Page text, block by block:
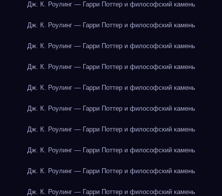
Дж. К. Роулинг — Гарри Поттер и философский камень
Дж. К. Роулинг — Гарри Поттер и философский камень
Дж. К. Роулинг — Гарри Поттер и философский камень
Дж. К. Роулинг — Гарри Поттер и философский камень
Дж. К. Роулинг — Гарри Поттер и философский камень
Дж. К. Роулинг — Гарри Поттер и философский камень
Дж. К. Роулинг — Гарри Поттер и философский камень
Дж. К. Роулинг — Гарри Поттер и философский камень
Дж. К. Роулинг — Гарри Поттер и философский камень
Дж. К. Роулинг — Гарри Поттер и философский камень